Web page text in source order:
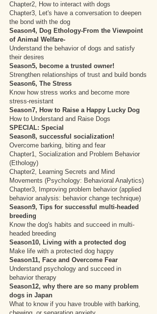
Chapter2, How to interact with dogs
Chapter3, Let's have a conversation to deepen
the bond with the dog
Season4, Dog Ethology-From the Viewpoint
of Animal Welfare-
Understand the behavior of dogs and satisfy
their desires
Season5, become a trusted owner!
Strengthen relationships of trust and build bonds
Season6, The Stress
Know how stress works and become more
stress-resistant
Season7, How to Raise a Happy Lucky Dog
How to Understand and Raise Dogs
SPECIAL: Special
Season8, successful socialization!
Overcome barking, biting and fear
Chapter1, Socialization and Problem Behavior
(Ethology)
Chapter2, Learning Secrets and Mind
Movements (Psychology: Behavioral Analytics)
Chapter3, Improving problem behavior (applied
behavior analysis: behavior change technique)
Season9, Tips for successful multi-headed
breeding
Know the dog's habits and succeed in multi-
headed breeding
Season10, Living with a protected dog
Make life with a protected dog happy
Season11, Face and Overcome Fear
Understand psychology and succeed in
behavior therapy
Season12, why there are so many problem
dogs in Japan
What to know if you have trouble with barking,